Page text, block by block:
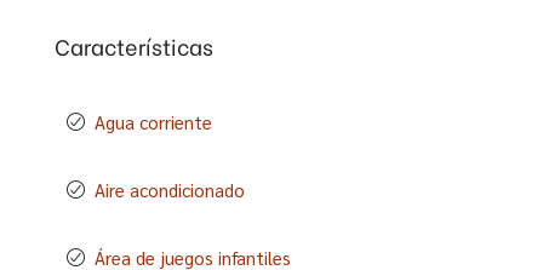
Características
Agua corriente
Aire acondicionado
Área de juegos infantiles